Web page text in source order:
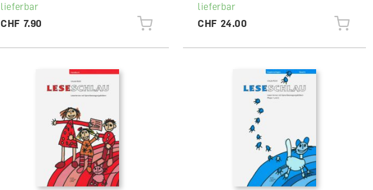
lieferbar
CHF 7.90
lieferbar
CHF 24.00